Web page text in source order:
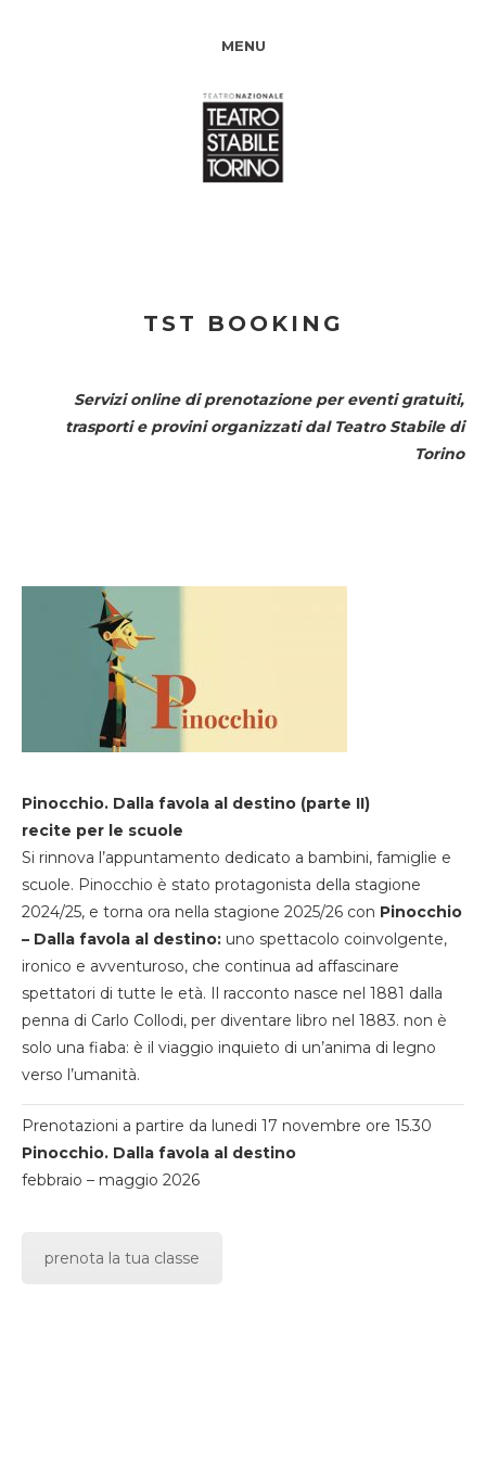
MENU
TST BOOKING
Servizi online di prenotazione per eventi gratuiti,
trasporti e provini organizzati dal Teatro Stabile di
Torino
Pinocchio. Dalla favola al destino (parte II)
recite per le scuole
Si rinnova l’appuntamento dedicato a bambini, famiglie e
scuole. Pinocchio è stato protagonista della stagione
2024/25, e torna ora nella stagione 2025/26 con Pinocchio
– Dalla favola al destino: uno spettacolo coinvolgente,
ironico e avventuroso, che continua ad affascinare
spettatori di tutte le età. Il racconto nasce nel 1881 dalla
penna di Carlo Collodi, per diventare libro nel 1883. non è
solo una fiaba: è il viaggio inquieto di un’anima di legno
verso l’umanità.
Prenotazioni a partire da lunedi 17 novembre ore 15.30
Pinocchio. Dalla favola al destino
febbraio – maggio 2026
prenota la tua classe